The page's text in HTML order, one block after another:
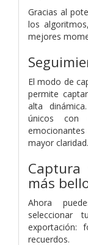
Gracias al
los
mejores
El modo de
permite
alta
únicos con
mayor claridad.
más
Ahora
seleccionar
exportación:
recuerdos.